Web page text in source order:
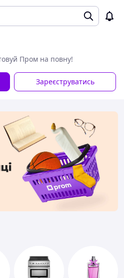
Пром на повну!
Зареєструватись